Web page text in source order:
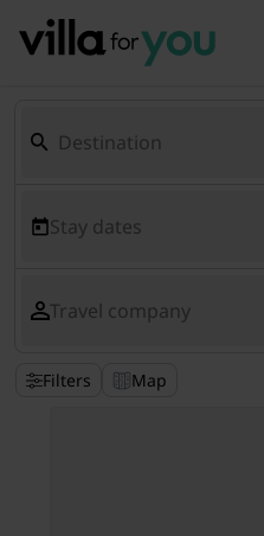
Stay dates
Travel company
Filters Map